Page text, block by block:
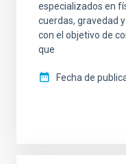
especializados en
cuerdas, gravedad
con el objetivo de
que
Fecha de